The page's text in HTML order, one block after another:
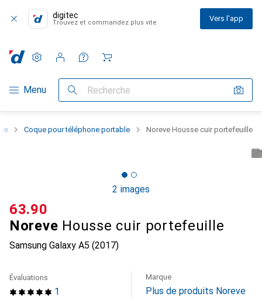
digitec
Trouvez et commandez plus vite Vers l'app
Navigation par catégorie
Menu Recherche
Paramètres
Compte client
Listes de comparaison
Listes d'envies
Panier
Coque pour téléphone portable Noreve Housse cuir portefeuille
2 images
Noreve Housse cuir portefeuille
Samsung Galaxy A5 (2017)
CHF
63.90
1
Évaluations Marque
Plus de produits Noreve